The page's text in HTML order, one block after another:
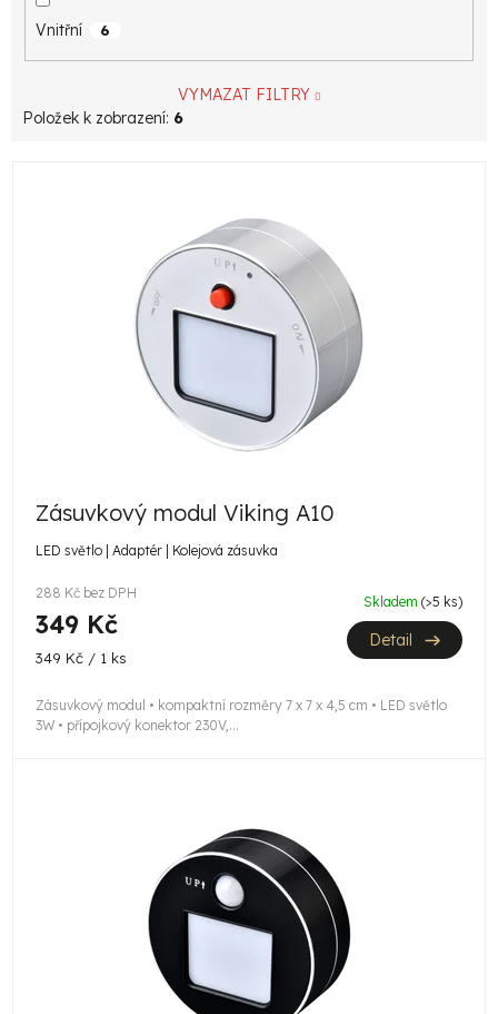
Vnitřní 6
VYMAZAT FILTRY
Položek k zobrazení: 6
Zásuvkový modul Viking A10
LED světlo | Adaptér | Kolejová zásuvka
288 Kč bez DPH
349 Kč
Měrná
349 Kč / 1 ks
Skladem (>5 ks)
Detail
Zásuvkový modul • kompaktní rozměry 7 x 7 x 4,5 cm • LED světlo
3W • přípojkový konektor 230V,...